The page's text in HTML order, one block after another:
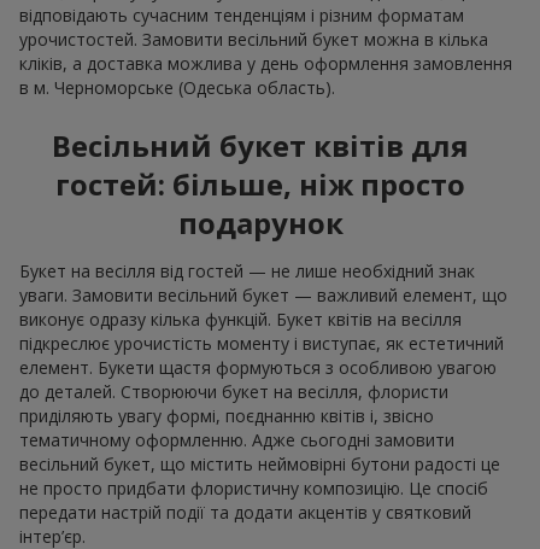
відповідають сучасним тенденціям і різним форматам
урочистостей. Замовити весільний букет можна в кілька
кліків, а доставка можлива у день оформлення замовлення
в м. Черноморське (Одеська область).
Весільний букет квітів для
гостей: більше, ніж просто
подарунок
Букет на весілля від гостей — не лише необхідний знак
уваги. Замовити весільний букет — важливий елемент, що
виконує одразу кілька функцій. Букет квітів на весілля
підкреслює урочистість моменту і виступає, як естетичний
елемент. Букети щастя формуються з особливою увагою
до деталей. Створюючи букет на весілля, флористи
приділяють увагу формі, поєднанню квітів і, звісно
тематичному оформленню. Адже сьогодні замовити
весільний букет, що містить неймовірні бутони радості це
не просто придбати флористичну композицію. Це спосіб
передати настрій події та додати акцентів у святковий
інтер’єр.